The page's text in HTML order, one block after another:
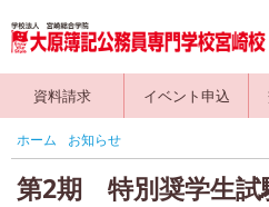
資料請求 イベント申込
ホーム お知らせ
第2期 特別奨学生試